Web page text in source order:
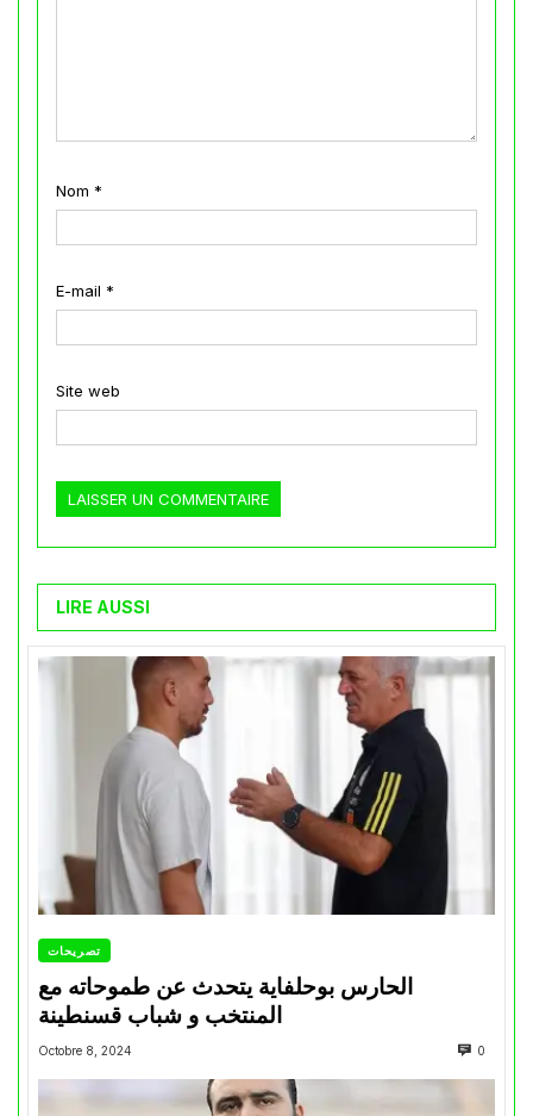
Nom *
E-mail *
Site web
LIRE AUSSI
تصريحات
الحارس بوحلفاية يتحدث عن طموحاته مع
المنتخب و شباب قسنطينة
Octobre 8, 2024 0